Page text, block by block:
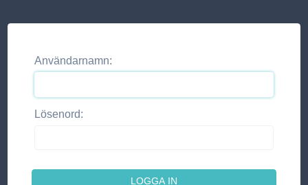
Användarnamn:
Lösenord: